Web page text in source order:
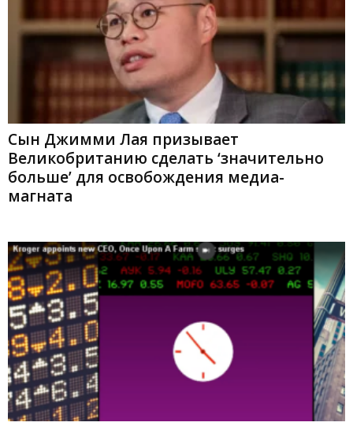
Сын Джимми Лая призывает
Великобританию сделать ‘значительно
больше’ для освобождения медиа-
магната